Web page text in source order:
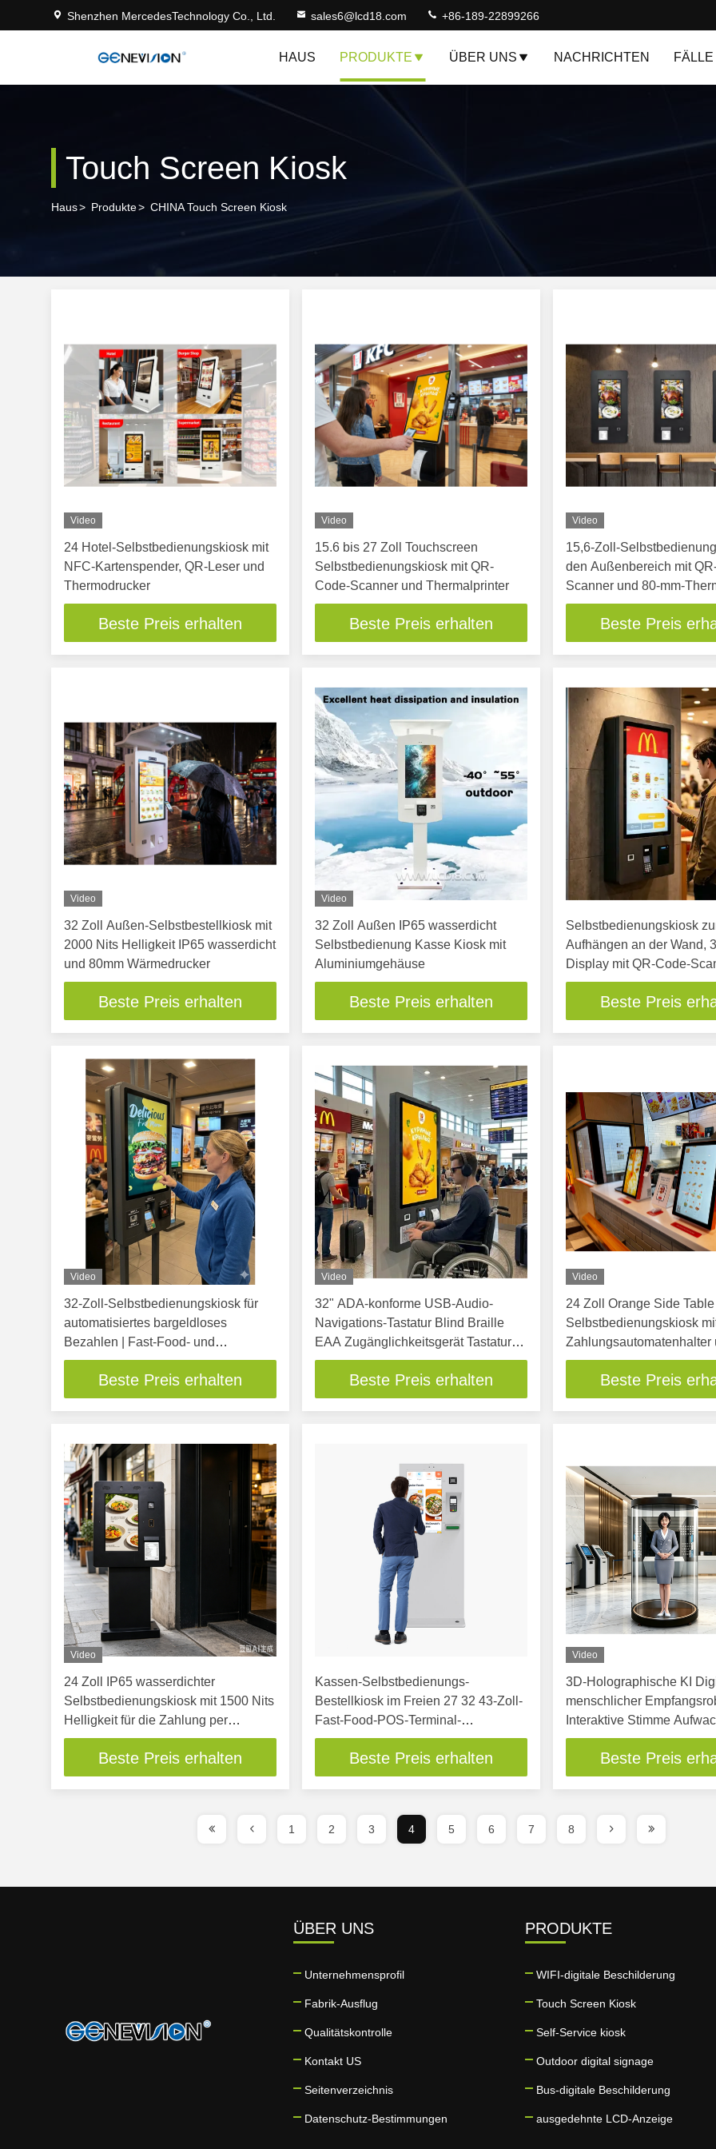
Shenzhen MercedesTechnology Co., Ltd. sales6@lcd18.com +86-189-22899266
HAUS PRODUKTE ÜBER UNS NACHRICHTEN FÄLLE
Touch Screen Kiosk
Haus> Produkte> CHINA Touch Screen Kiosk
Video
24 Hotel-Selbstbedienungskiosk mit
NFC-Kartenspender, QR-Leser und
Thermodrucker
Beste Preis erhalten
Video
15.6 bis 27 Zoll Touchscreen
Selbstbedienungskiosk mit QR-
Code-Scanner und Thermalprinter
Beste Preis erhalten
Video
15,6-Zoll-
den Außenbereich mit
Scanner und 80-mm-
Beste Preis
Video
32 Zoll Außen-Selbstbestellkiosk mit
2000 Nits Helligkeit IP65 wasserdicht
und 80mm Wärmedrucker
Beste Preis erhalten
Video
32 Zoll Außen IP65 wasserdicht
Selbstbedienung Kasse Kiosk mit
Aluminiumgehäuse
Beste Preis erhalten
Selbstbedienungskiosk
Aufhängen an der Wand,
Display mit QR-Code-
Thermodrucker und
perfekt für Fast-Food-
Restaurants
Beste Preis
Video
32-Zoll-Selbstbedienungskiosk für
automatisiertes bargeldloses
Bezahlen | Fast-Food- und
Schnellrestaurant-Bestellterminal für
Burger- und Brathähnchenläden
Beste Preis erhalten
Video
32" ADA-konforme USB-Audio-
Navigations-Tastatur Blind Braille
EAA Zugänglichkeitsgerät Tastatur
Selbstbestellung Kiosk Restaurant
Selbstbedienung Zahlung Kiosk POS
Terminal
Beste Preis erhalten
Video
24 Zoll Orange Side Table
Selbstbedienungskiosk
Zahlungsautomatenhalter
HD Touchscreen
Beste Preis
Video
24 Zoll IP65 wasserdichter
Selbstbedienungskiosk mit 1500 Nits
Helligkeit für die Zahlung per
Touchscreen im Freien
Beste Preis erhalten
Kassen-Selbstbedienungs-
Bestellkiosk im Freien 27 32 43-Zoll-
Fast-Food-POS-Terminal-
Touchscreen mit Drucker
Kioskmaschine für den
Außenbereich
Beste Preis erhalten
Video
3D-Holographische KI
menschlicher
Interaktive Stimme
Spracherkennung Guide
Mall Bank Flughafen
Beste Preis
1 2 3 4 5 6 7 8
ÜBER UNS
Unternehmensprofil
Fabrik-Ausflug
Qualitätskontrolle
Kontakt US
Seitenverzeichnis
Datenschutz-Bestimmungen
PRODUKTE
WIFI-digitale Beschilderung
Touch Screen Kiosk
Self-Service kiosk
Outdoor digital signage
Bus-digitale Beschilderung
ausgedehnte LCD-Anzeige